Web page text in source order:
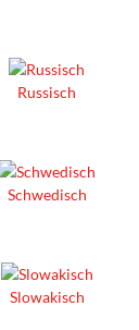
Russisch
Schwedisch
Slowakisch